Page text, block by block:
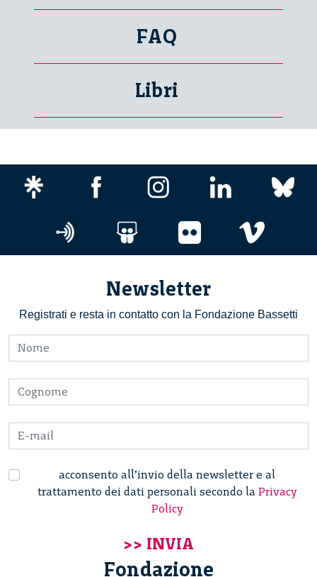
FAQ
Libri
Newsletter
Registrati e resta in contatto con la Fondazione Bassetti
acconsento all’invio della newsletter e al
trattamento dei dati personali secondo la Privacy
Policy
Fondazione